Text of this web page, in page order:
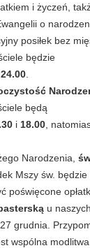
i życzeń,
o
posiłek bez
będzie
24.00
będą
i 18.00 ,
Narodzenia,
Mszy św. będzie
poświęcone
u
grudnia.
wspólna